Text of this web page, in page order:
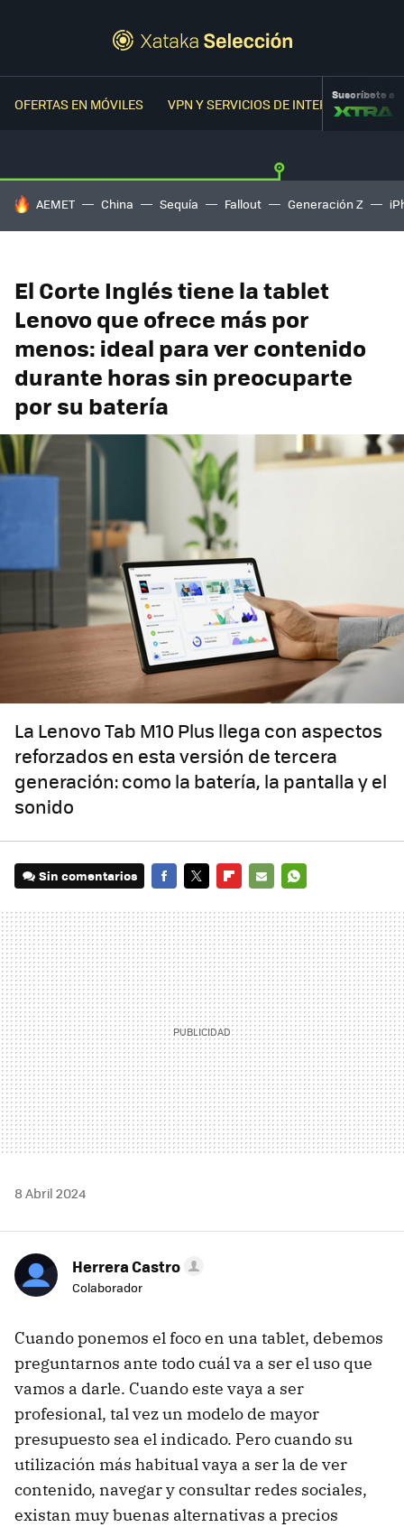
OFERTAS EN MÓVILES VPN Y SERVICIOS DE INTERNETSuscríbete a
HOY SE HABLA DE
AEMET China Sequía Fallout Generación Z
El Corte Inglés tiene la tablet
Lenovo que ofrece más por
menos: ideal para ver contenido
durante horas sin preocuparte
por su batería
La Lenovo Tab M10 Plus llega con aspectos
reforzados en esta versión de tercera
generación: como la batería, la pantalla y el
sonido
Sin comentarios
MAIL
8 Abril 2024
Herrera Castro
Colaborador
Cuando ponemos el foco en una tablet, debemos
preguntarnos ante todo cuál va a ser el uso que
vamos a darle. Cuando este vaya a ser
profesional, tal vez un modelo de mayor
presupuesto sea el indicado. Pero cuando su
utilización más habitual vaya a ser la de ver
contenido, navegar y consultar redes sociales,
existan muy buenas alternativas a precios